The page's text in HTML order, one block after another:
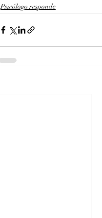
Psicólogo responde